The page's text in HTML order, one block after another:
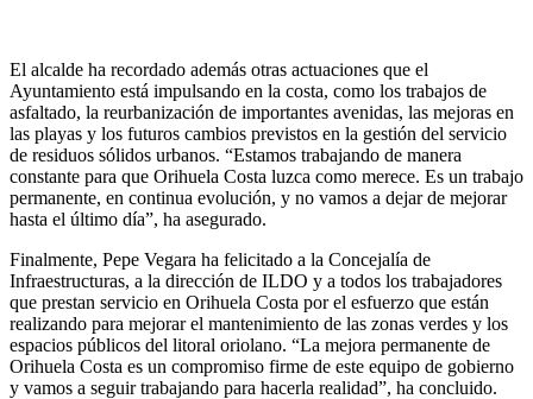
El alcalde ha recordado además otras actuaciones que el
Ayuntamiento está impulsando en la costa, como los trabajos de
asfaltado, la reurbanización de importantes avenidas, las mejoras en
las playas y los futuros cambios previstos en la gestión del servicio
de residuos sólidos urbanos. “Estamos trabajando de manera
constante para que Orihuela Costa luzca como merece. Es un trabajo
permanente, en continua evolución, y no vamos a dejar de mejorar
hasta el último día”, ha asegurado.
Finalmente, Pepe Vegara ha felicitado a la Concejalía de
Infraestructuras, a la dirección de ILDO y a todos los trabajadores
que prestan servicio en Orihuela Costa por el esfuerzo que están
realizando para mejorar el mantenimiento de las zonas verdes y los
espacios públicos del litoral oriolano. “La mejora permanente de
Orihuela Costa es un compromiso firme de este equipo de gobierno
y vamos a seguir trabajando para hacerla realidad”, ha concluido.